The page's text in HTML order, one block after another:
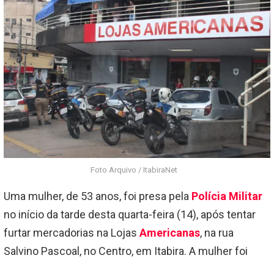
Foto Arquivo / ItabiraNet
Uma mulher, de 53 anos, foi presa pela Polícia Militar
no início da tarde desta quarta-feira (14), após tentar
furtar mercadorias na Lojas Americanas, na rua
Salvino Pascoal, no Centro, em Itabira. A mulher foi